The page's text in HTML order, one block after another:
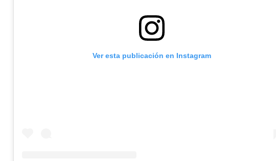
Ver esta publicación en Instagram